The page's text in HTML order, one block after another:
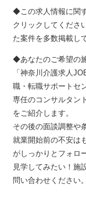
◆この求人情報に関
クリックしてくださ
た案件を多数掲載し
◆あなたのご希望の
「神奈川介護求人
職・転職サポートセ
専任のコンサルタン
をご紹介します。
その後の面談調整や
就業開始前の不安は
がしっかりとフォロ
見学してみたい！施
問い合わせください。